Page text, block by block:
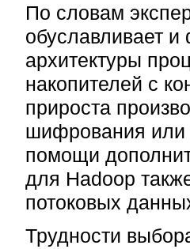
По словам
обуславливает
архитектуры
накопителей с
прироста
шифрования или
помощи
для Hadoop
потоковых
Трудности